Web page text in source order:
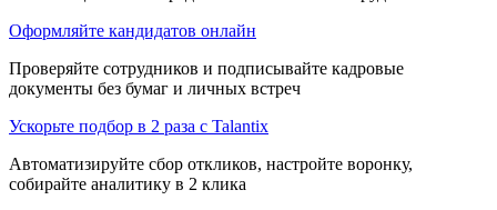
Оформляйте кандидатов онлайн
Проверяйте сотрудников и подписывайте кадровые
документы без бумаг и личных встреч
Ускорьте подбор в 2 раза с Talantix
Автоматизируйте сбор откликов, настройте воронку,
собирайте аналитику в 2 клика